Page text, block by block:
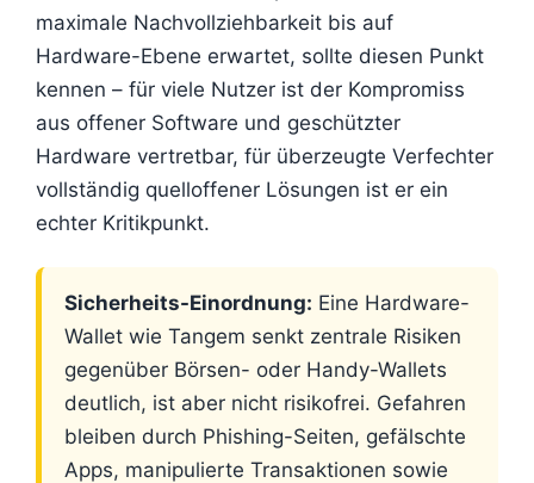
maximale Nachvollziehbarkeit bis auf
Hardware-Ebene erwartet, sollte diesen Punkt
kennen – für viele Nutzer ist der Kompromiss
aus offener Software und geschützter
Hardware vertretbar, für überzeugte Verfechter
vollständig quelloffener Lösungen ist er ein
echter Kritikpunkt.
Sicherheits-Einordnung: Eine Hardware-
Wallet wie Tangem senkt zentrale Risiken
gegenüber Börsen- oder Handy-Wallets
deutlich, ist aber nicht risikofrei. Gefahren
bleiben durch Phishing-Seiten, gefälschte
Apps, manipulierte Transaktionen sowie